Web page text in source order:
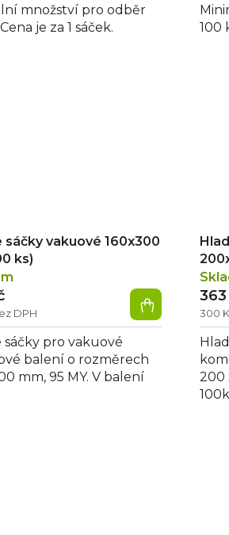
množství pro odběr
je za 1 sáček.
100
sáčky vakuové 160x300
ks)
DPH
sáčky pro vakuové
balení o rozměrech
mm, 95 MY. V balení
300
200